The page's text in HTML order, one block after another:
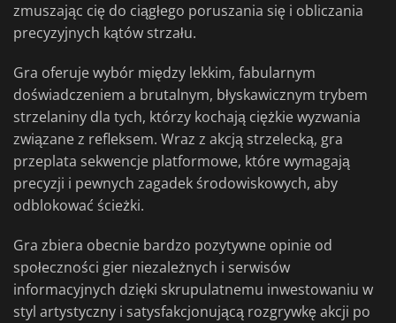
zmuszając cię do ciągłego poruszania się i obliczania
precyzyjnych kątów strzału.
Gra oferuje wybór między lekkim, fabularnym
doświadczeniem a brutalnym, błyskawicznym trybem
strzelaniny dla tych, którzy kochają ciężkie wyzwania
związane z refleksem. Wraz z akcją strzelecką, gra
przeplata sekwencje platformowe, które wymagają
precyzji i pewnych zagadek środowiskowych, aby
odblokować ścieżki.
Gra zbiera obecnie bardzo pozytywne opinie od
społeczności gier niezależnych i serwisów
informacyjnych dzięki skrupulatnemu inwestowaniu w
styl artystyczny i satysfakcjonującą rozgrywkę akcji po